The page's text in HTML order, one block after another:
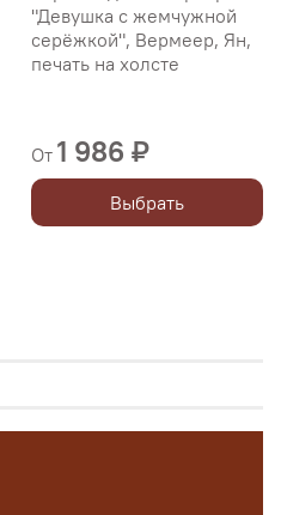
"Девушка с жемчужной
серёжкой", Вермеер, Ян,
печать на холсте
От 1 986 ₽
Выбрать